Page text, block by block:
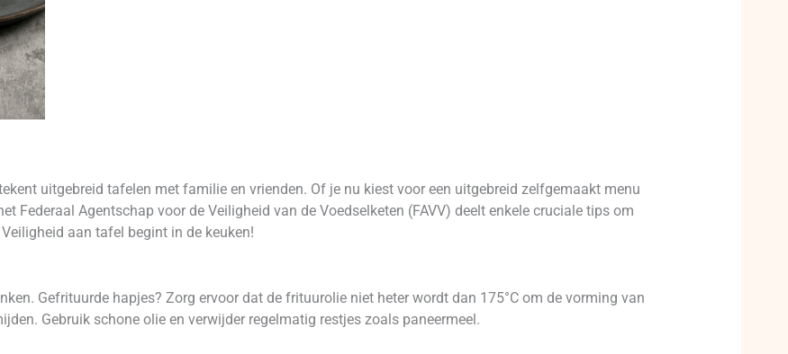
uitgebreid tafelen met familie en vrienden. Of je nu kiest voor een uitgebreid zelfgemaakt menu
Federaal Agentschap voor de Veiligheid van de Voedselketen (FAVV) deelt enkele cruciale tips om
aan tafel begint in de keuken!
Gefrituurde hapjes? Zorg ervoor dat de frituurolie niet heter wordt dan 175°C om de vorming van
Gebruik schone olie en verwijder regelmatig restjes zoals paneermeel.